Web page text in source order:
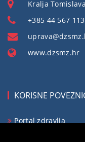
Kralja
+385 44 567 113
www.dzsmz.hr
KORISNE
Portal zdravlja